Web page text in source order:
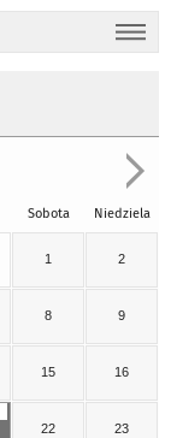
Sobota Niedziela
1 2
8 9
15 16
22 23